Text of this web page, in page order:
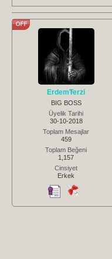
ErdemTerzi
BIG BOSS
Üyelik Tarihi
30-10-2018
Toplam Mesajlar
459
Toplam Beğeni
1,157
Cinsiyet
Erkek